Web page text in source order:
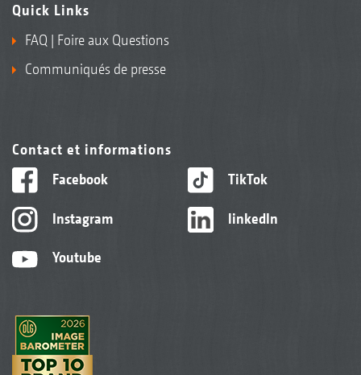
Quick Links
FAQ | Foire aux Questions
Communiqués de presse
Contact et informations
Facebook
Instagram
Youtube
TikTok
linkedIn